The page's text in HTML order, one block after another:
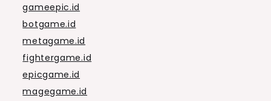
gameepic.id
botgame.id
metagame.id
fightergame.id
epicgame.id
magegame.id